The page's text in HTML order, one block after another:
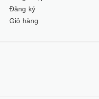
Đăng ký
Giỏ hàng